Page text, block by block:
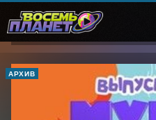
АРХИВ